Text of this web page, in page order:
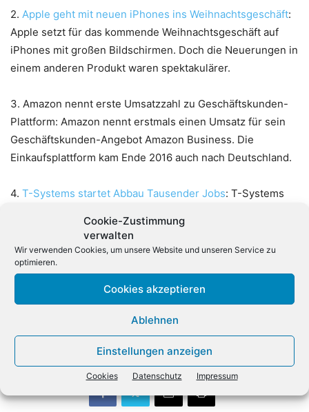
Cookie-Zustimmung
verwalten
Wir verwenden Cookies, um unsere Website und unseren Service zu
optimieren.
Cookies akzeptieren
Ablehnen
Einstellungen anzeigen
Cookies Datenschutz Impressum
2. Apple geht mit neuen iPhones ins Weihnachtsgeschäft:
Apple setzt für das kommende Weihnachtsgeschäft auf
iPhones mit großen Bildschirmen. Doch die Neuerungen in
einem anderen Produkt waren spektakulärer.
3. Amazon nennt erste Umsatzzahl zu Geschäftskunden-
Plattform: Amazon nennt erstmals einen Umsatz für sein
Geschäftskunden-Angebot Amazon Business. Die
Einkaufsplattform kam Ende 2016 auch nach Deutschland.
4. T-Systems startet Abbau Tausender Jobs: T-Systems
starten. Mit dem Betriebsrat hat Spartenchef Adel Al-Saleh
eine Einigung über den Fahrplan dafür gefunden.
Deutsche Messe mit neuem CEBIT-Konzept
Deutsche Messe hat das Konzept der nächsten CEBIT
vorgestellt. Es gibt einige Veränderungen. Ticket-Preise
werden deutlich günstiger.